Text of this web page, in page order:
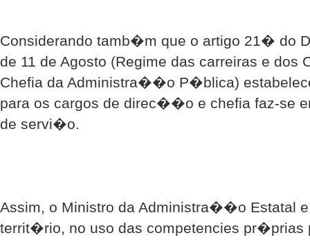
Considerando tamb�m que o artigo 21� do
de 11 de Agosto (Regime das carreiras e
Chefia da Administra��o P�blica)
para os cargos de direc��o e chefia faz-se
de servi�o.
Assim, o Ministro da Administra��o Estatal
territ�rio, no uso das competencies